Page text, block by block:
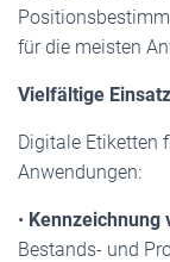
für die meisten
Vielfältige
Digitale Etiketten
Anwendungen:
• Kennzeichnung
Bestands- und